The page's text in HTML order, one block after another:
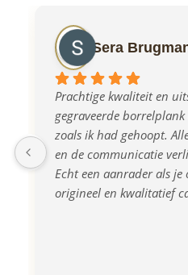
Sera
Prachtige kwaliteit en
gegraveerde
zoals ik had gehoopt.
en de communicatie
Echt een aanrader als je
origineel en kwalitatief